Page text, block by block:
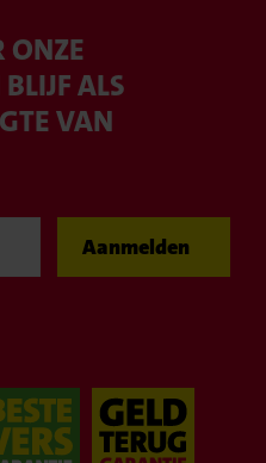
ONZE
ALS
VAN
Aanmelden